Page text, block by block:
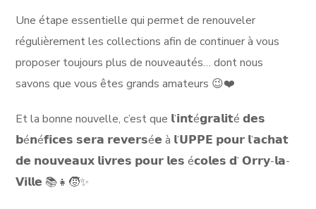
Une étape essentielle qui permet de renouveler
régulièrement les collections afin de continuer à vous
proposer toujours plus de nouveautés… dont nous
savons que vous êtes grands amateurs 😉❤️
Et la bonne nouvelle, c’est que 𝗹’𝗶𝗻𝘁é𝗴𝗿𝗮𝗹𝗶𝘁é 𝗱𝗲𝘀
𝗯é𝗻é𝗳𝗶𝗰𝗲𝘀 𝘀𝗲𝗿𝗮 𝗿𝗲𝘃𝗲𝗿𝘀é𝗲 à 𝗹’𝗨𝗣𝗣𝗘 𝗽𝗼𝘂𝗿 𝗹’𝗮𝗰𝗵𝗮𝘁
𝗱𝗲 𝗻𝗼𝘂𝘃𝗲𝗮𝘂𝘅 𝗹𝗶𝘃𝗿𝗲𝘀 𝗽𝗼𝘂𝗿 𝗹𝗲𝘀 é𝗰𝗼𝗹𝗲𝘀 𝗱’ 𝗢𝗿𝗿𝘆-𝗹𝗮-
𝗩𝗶𝗹𝗹𝗲 📚👧🧒✨